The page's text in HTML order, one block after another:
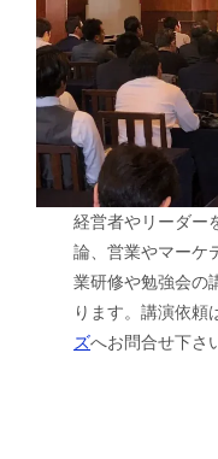
経営者やリーダー
論、営業やマーケ
業研修や勉強会の
ります。講演依頼
ズへお問合せ下さ